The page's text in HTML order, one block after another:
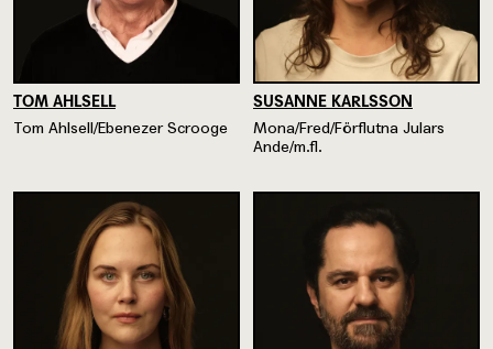
TOM AHLSELL
Tom Ahlsell/Ebenezer Scrooge
SUSANNE KARLSSON
Mona/Fred/Förflutna Julars
Ande/m.fl.